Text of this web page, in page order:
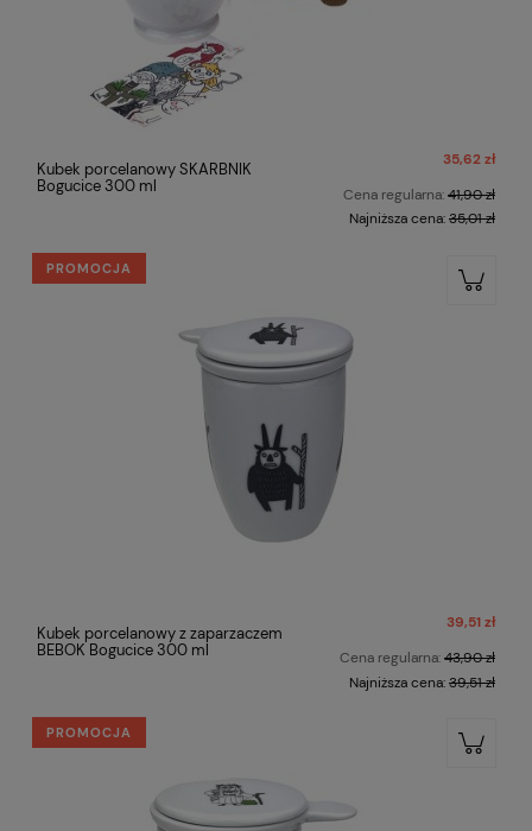
Kubek porcelanowy SKARBNIK
Bogucice 300 ml
35,62 zł
Cena regularna:41,90 zł
Najniższa cena:35,01 zł
Kubek porcelanowy z zaparzaczem
BEBOK Bogucice 300 ml
39,51 zł
Cena regularna:43,90 zł
Najniższa cena:39,51 zł
PROMOCJA
PROMOCJA